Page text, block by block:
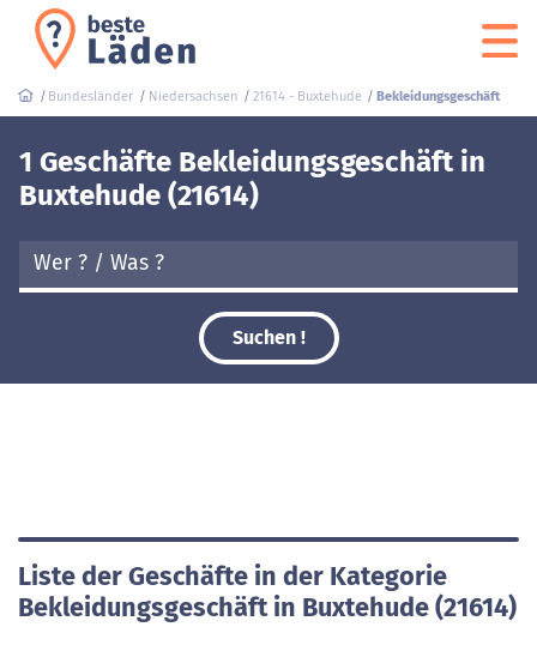
Bundesländer Niedersachsen 21614 - Buxtehude Bekleidungsgeschäft
1 Geschäfte Bekleidungsgeschäft in
Buxtehude (21614)
Suchen !
Liste der Geschäfte in der Kategorie
Bekleidungsgeschäft in Buxtehude (21614)